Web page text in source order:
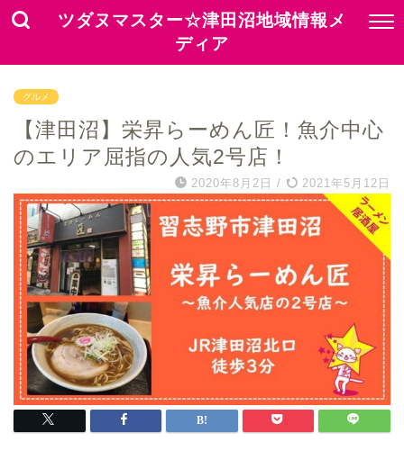
ツダヌマスター☆津田沼地域情報メ
ディア
グルメ
【津田沼】栄昇らーめん匠！魚介中心
のエリア屈指の人気2号店！
2020年8月2日 / 2021年5月12日